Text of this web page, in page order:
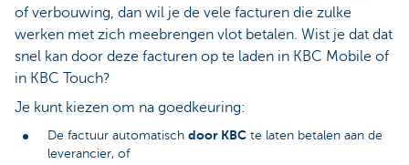
of verbouwing, dan wil je de vele facturen die zulke
werken met zich meebrengen vlot betalen. Wist je dat dat
snel kan door deze facturen op te laden in KBC Mobile of
in KBC Touch?
Je kunt kiezen om na goedkeuring:
De factuur automatisch door KBC te laten betalen aan de
leverancier, of